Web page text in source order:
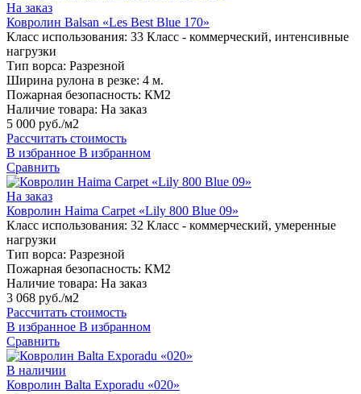
На заказ
Ковролин Balsan «Les Best Blue 170»
Класс использования: 33 Класс - коммерческий, интенсивные
нагрузки
Тип ворса: Разрезной
Ширина рулона в резке: 4 м.
Пожарная безопасность: КМ2
Наличие товара: На заказ
5 000 руб./м2
Рассчитать стоимость
В избранное В избранном
Сравнить
На заказ
Ковролин Haima Carpet «Lily 800 Blue 09»
Класс использования: 32 Класс - коммерческий, умеренные
нагрузки
Тип ворса: Разрезной
Пожарная безопасность: КМ2
Наличие товара: На заказ
3 068 руб./м2
Рассчитать стоимость
В избранное В избранном
Сравнить
В наличии
Ковролин Balta Exporadu «020»